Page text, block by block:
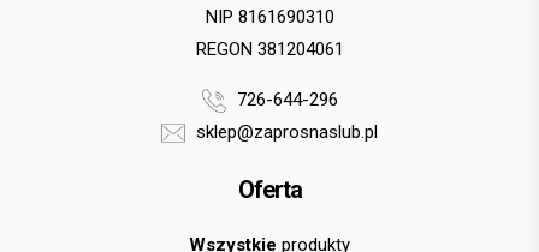
NIP 8161690310
REGON 381204061
726-644-296
sklep@zaprosnaslub.pl
Oferta
Wszystkie produkty